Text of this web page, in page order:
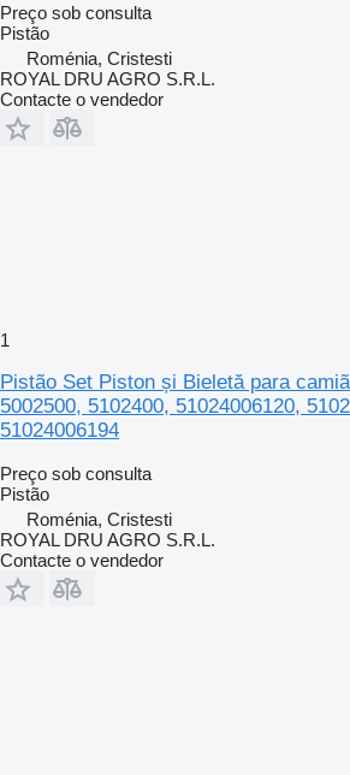
Preço sob consulta
Pistão
Roménia, Cristesti
ROYAL DRU AGRO S.R.L.
Contacte o vendedor
1
Pistão Set Piston și Bieletă para
5002500, 5102400, 51024006120,
51024006194
Preço sob consulta
Pistão
Roménia, Cristesti
ROYAL DRU AGRO S.R.L.
Contacte o vendedor